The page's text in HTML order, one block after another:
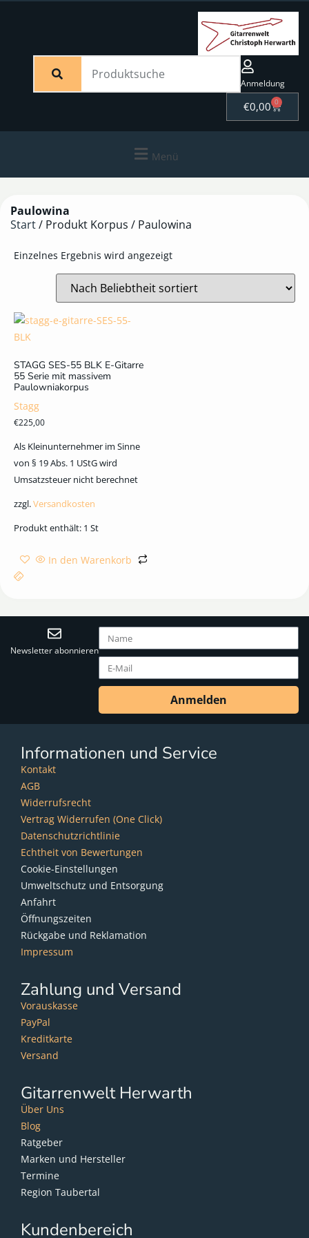
Anmeldung
€0,00 0
Menü
Paulowina
Start/ Produkt Korpus / Paulowina
Einzelnes Ergebnis wird angezeigt
STAGG SES-55 BLK E-Gitarre
55 Serie mit massivem
Paulowniakorpus
Stagg
€225,00
Als Kleinunternehmer im Sinne
von § 19 Abs. 1 UStG wird
Umsatzsteuer nicht berechnet
zzgl.Versandkosten
Produkt enthält: 1 St
In den Warenkorb
Newsletter abonnieren
Anmelden
Informationen und Service
Kontakt
AGB
Widerrufsrecht
Vertrag Widerrufen (One Click)
Datenschutzrichtlinie
Echtheit von Bewertungen
Cookie-Einstellungen
Umweltschutz und Entsorgung
Anfahrt
Öffnungszeiten
Rückgabe und Reklamation
Impressum
Zahlung und Versand
Vorauskasse
PayPal
Kreditkarte
Versand
Gitarrenwelt Herwarth
Über Uns
Blog
Ratgeber
Marken und Hersteller
Termine
Region Taubertal
Kundenbereich